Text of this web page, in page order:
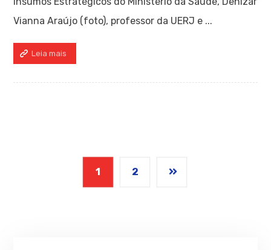
Vianna Araújo (foto), professor da UERJ e ...
Leia mais
1 2